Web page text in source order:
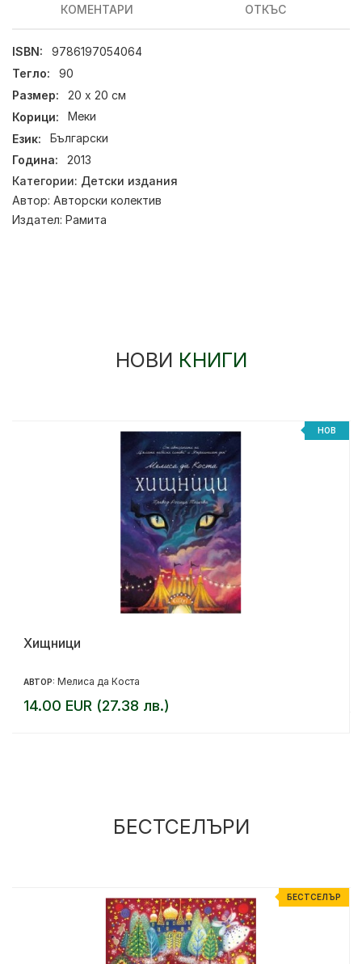
КОМЕНТАРИ ОТКЪС
ISBN:
9786197054064
Тегло:
90
Размер:
20 х 20 см
Корици:
Меки
Език:
Български
Година:
2013
Категории: Детски издания
Автор: Авторски колектив
Издател: Рамита
НОВИ КНИГИ
НОВ
Хищници
АВТОР: Мелиса да Коста
14.00 EUR (27.38 лв.)
БЕСТСЕЛЪРИ
БЕСТСЕЛЪР